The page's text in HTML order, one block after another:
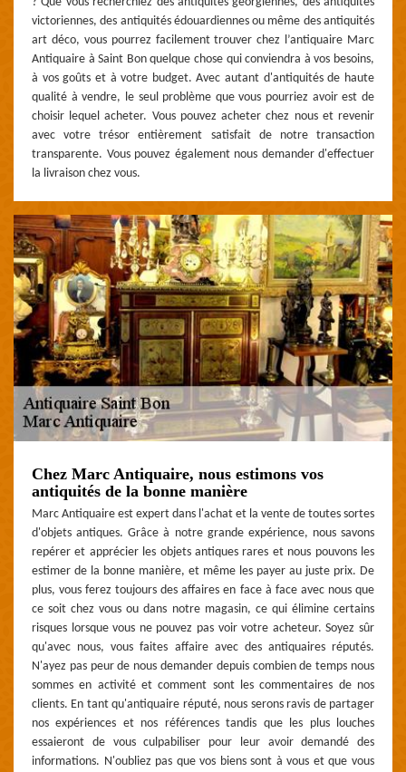
victoriennes, des antiquités édouardiennes ou même des antiquités
art déco, vous pourrez facilement trouver chez l’antiquaire Marc
Antiquaire à Saint Bon quelque chose qui conviendra à vos besoins,
à vos goûts et à votre budget. Avec autant d'antiquités de haute
qualité à vendre, le seul problème que vous pourriez avoir est de
choisir lequel acheter. Vous pouvez acheter chez nous et revenir
avec votre trésor entièrement satisfait de notre transaction
transparente. Vous pouvez également nous demander d'effectuer
la livraison chez vous.
Chez Marc Antiquaire, nous estimons vos
antiquités de la bonne manière
Marc Antiquaire est expert dans l'achat et la vente de toutes sortes
d'objets antiques. Grâce à notre grande expérience, nous savons
repérer et apprécier les objets antiques rares et nous pouvons les
estimer de la bonne manière, et même les payer au juste prix. De
plus, vous ferez toujours des affaires en face à face avec nous que
ce soit chez vous ou dans notre magasin, ce qui élimine certains
risques lorsque vous ne pouvez pas voir votre acheteur. Soyez sûr
qu'avec nous, vous faites affaire avec des antiquaires réputés.
N'ayez pas peur de nous demander depuis combien de temps nous
sommes en activité et comment sont les commentaires de nos
clients. En tant qu'antiquaire réputé, nous serons ravis de partager
nos expériences et nos références tandis que les plus louches
essaieront de vous culpabiliser pour leur avoir demandé des
informations. N'oubliez pas que vos biens sont à vous et que vous